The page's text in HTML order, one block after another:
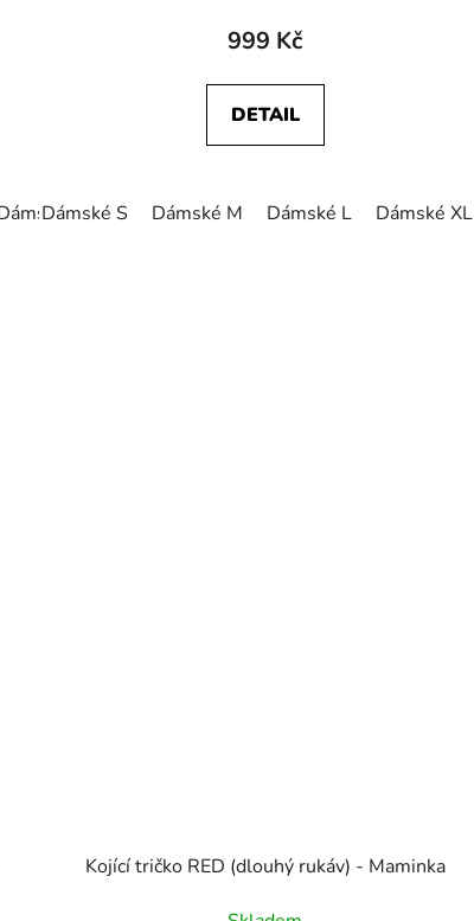
XL
999 Kč
DETAIL
Dámské S Dámské M Dámské L Dámské XL
Kojící tričko RED (dlouhý rukáv) - Maminka